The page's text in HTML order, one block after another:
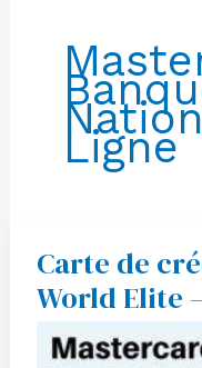
Ligne
Carte de
World Elite
Carte
de
crédit
Mastercard
Elite
–